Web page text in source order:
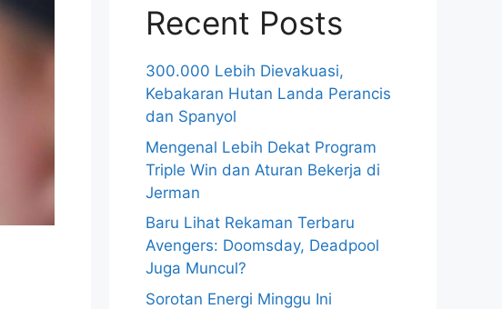
Recent Posts
300.000 Lebih Dievakuasi,
Kebakaran Hutan Landa Perancis
dan Spanyol
Mengenal Lebih Dekat Program
Triple Win dan Aturan Bekerja di
Jerman
Baru Lihat Rekaman Terbaru
Avengers: Doomsday, Deadpool
Juga Muncul?
Sorotan Energi Minggu Ini